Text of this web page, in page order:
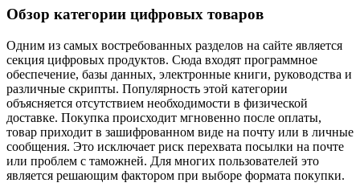
Обзор категории цифровых товаров
Одним из самых востребованных разделов на сайте является
секция цифровых продуктов. Сюда входят программное
обеспечение, базы данных, электронные книги, руководства и
различные скрипты. Популярность этой категории
объясняется отсутствием необходимости в физической
доставке. Покупка происходит мгновенно после оплаты,
товар приходит в зашифрованном виде на почту или в личные
сообщения. Это исключает риск перехвата посылки на почте
или проблем с таможней. Для многих пользователей это
является решающим фактором при выборе формата покупки.